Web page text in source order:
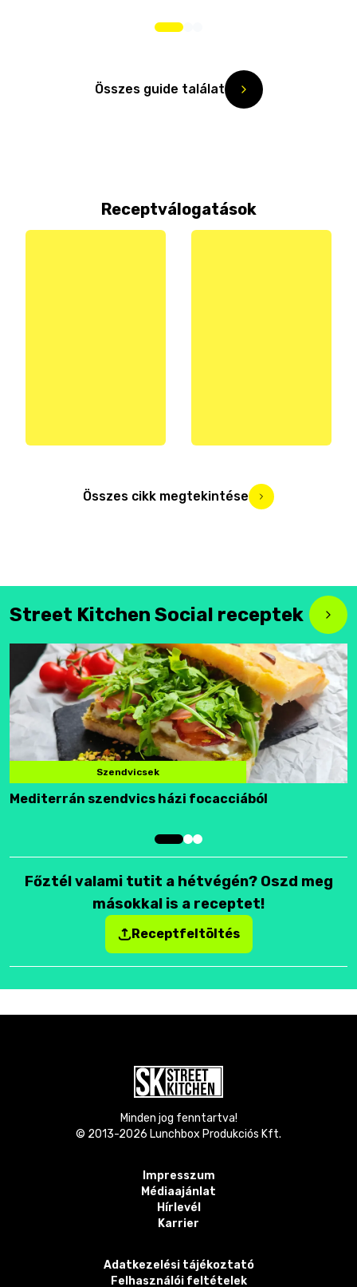
Összes guide találat
Receptválogatások
Összes cikk megtekintése
Street Kitchen Social receptek
Szendvicsek
Mediterrán szendvics házi focacciából
Főztél valami tutit a hétvégén? Oszd meg
másokkal is a receptet!
Receptfeltöltés
Minden jog fenntartva!
© 2013-2026 Lunchbox Produkciós Kft.
Impresszum
Médiaajánlat
Hírlevél
Karrier
Adatkezelési tájékoztató
Felhasználói feltételek